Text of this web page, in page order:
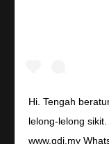
Hi. Tengah
lelong-lelong
www.gdj.my